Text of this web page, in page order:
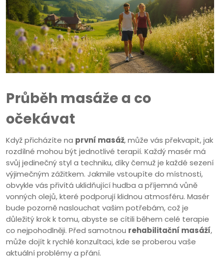
Průběh masáže a co
očekávat
Když přicházíte na první masáž, může vás překvapit, jak
rozdílné mohou být jednotlivé terapií. Každý masér má
svůj jedinečný styl a techniku, díky čemuž je každé sezení
výjimečným zážitkem. Jakmile vstoupíte do místnosti,
obvykle vás přivítá uklidňující hudba a příjemná vůně
vonných olejů, které podporují klidnou atmosféru. Masér
bude pozorně naslouchat vašim potřebám, což je
důležitý krok k tomu, abyste se cítili během celé terapie
co nejpohodlněji. Před samotnou rehabilitační masáží,
může dojít k rychlé konzultaci, kde se proberou vaše
aktuální problémy a přání.